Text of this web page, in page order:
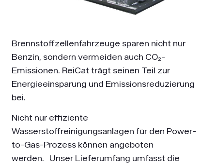
Brennstoffzellenfahrzeuge sparen nicht nur
Benzin, sondern vermeiden auch CO₂-
Emissionen. ReiCat trägt seinen Teil zur
Energieeinsparung und Emissionsreduzierung
bei.
Nicht nur effiziente
Wasserstoffreinigungsanlagen für den Power-
to-Gas-Prozess können angeboten
werden. Unser Lieferumfang umfasst die